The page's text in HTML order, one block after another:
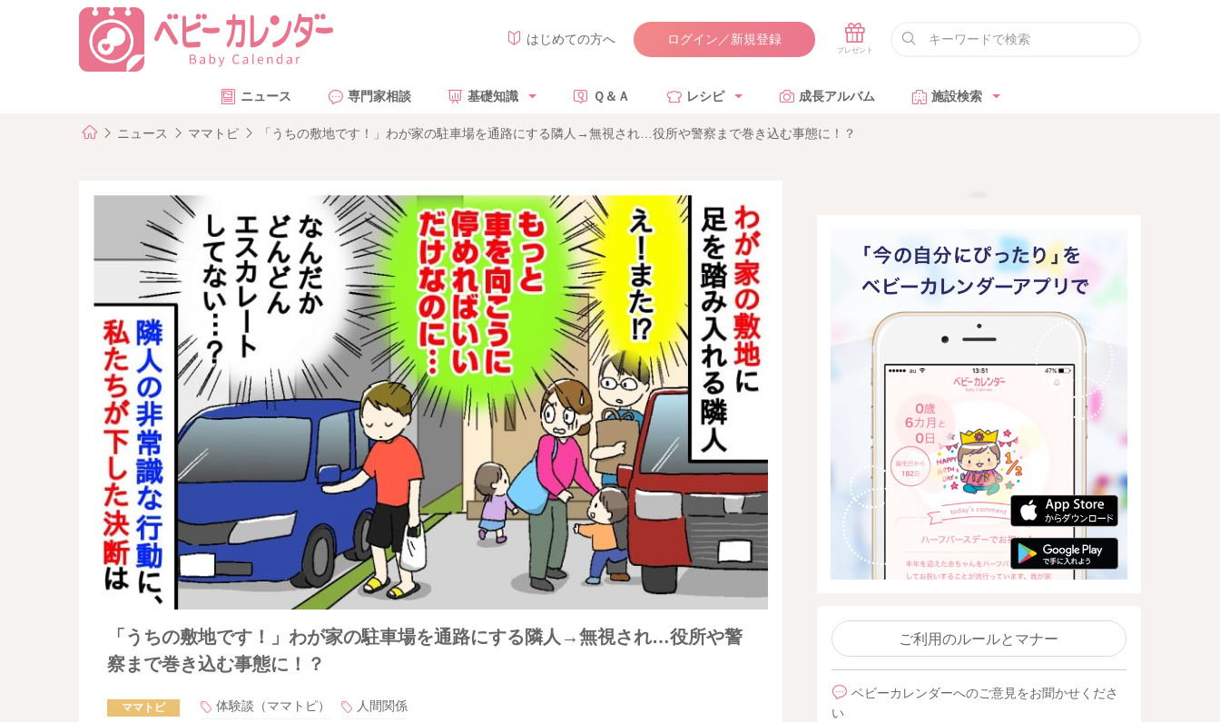
はじめての方へ ログイン／新規登録
ニュース 専門家相談 基礎知識 Ｑ＆Ａ レシピ 成長アルバム 施設検索
ニュース ママトピ 「うちの敷地です！」わが家の駐車場を通路にする隣人→無視され…役所や警察まで巻き込む事態に！？
「うちの敷地です！」わが家の駐車場を通路にする隣人→無視され…役所や警
察まで巻き込む事態に！？
ママトピ 体験談（ママトピ） 人間関係
ご利用のルールとマナー
ベビーカレンダーへのご意見をお聞かせくださ
い